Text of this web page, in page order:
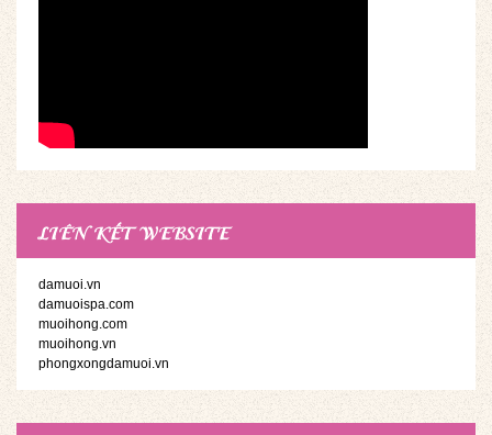
LIÊN KẾT WEBSITE
damuoi.vn
damuoispa.com
muoihong.com
muoihong.vn
phongxongdamuoi.vn